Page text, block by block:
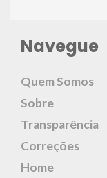
Navegue
Quem Somos
Sobre
Transparência
Correções
Home